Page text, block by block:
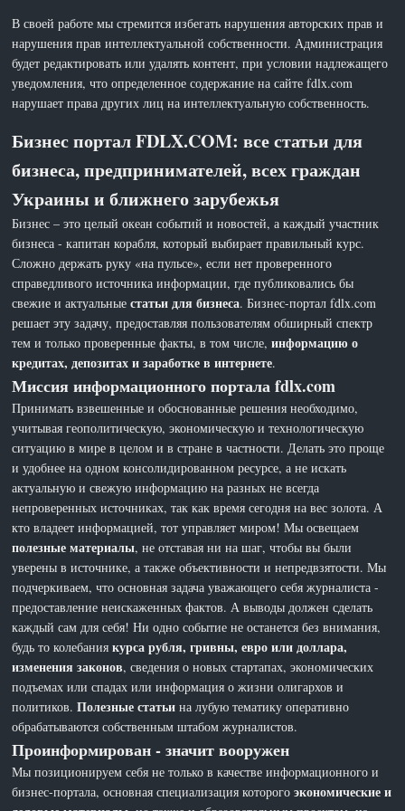
В своей работе мы стремится избегать нарушения авторских прав и
нарушения прав интеллектуальной собственности. Администрация
будет редактировать или удалять контент, при условии надлежащего
уведомления, что определенное содержание на сайте fdlx.com
нарушает права других лиц на интеллектуальную собственность.
Бизнес портал FDLX.COM: все статьи для
бизнеса, предпринимателей, всех граждан
Украины и ближнего зарубежья
Бизнес – это целый океан событий и новостей, а каждый участник
бизнеса - капитан корабля, который выбирает правильный курс.
Сложно держать руку «на пульсе», если нет проверенного
справедливого источника информации, где публиковались бы
свежие и актуальныестатьи для бизнеса. Бизнес-портал fdlx.com
решает эту задачу, предоставляя пользователям обширный спектр
тем и только проверенные факты, в том числе,информацию о
кредитах, депозитах и заработке в интернете.
Миссия информационного портала fdlx.com
Принимать взвешенные и обоснованные решения необходимо,
учитывая геополитическую, экономическую и технологическую
ситуацию в мире в целом и в стране в частности. Делать это проще
и удобнее на одном консолидированном ресурсе, а не искать
актуальную и свежую информацию на разных не всегда
непроверенных источниках, так как время сегодня на вес золота. А
кто владеет информацией, тот управляет миром! Мы освещаем
полезные материалы, не отставая ни на шаг, чтобы вы были
уверены в источнике, а также объективности и непредвзятости. Мы
подчеркиваем, что основная задача уважающего себя журналиста -
предоставление неискаженных фактов. А выводы должен сделать
каждый сам для себя! Ни одно событие не останется без внимания,
будь то колебаниякурса рубля, гривны, евро или доллара,
изменения законов, сведения о новых стартапах, экономических
подъемах или спадах или информация о жизни олигархов и
политиков.Полезные статьи на лубую тематику оперативно
обрабатываются собственным штабом журналистов.
Проинформирован - значит вооружен
Мы позиционируем себя не только в качестве информационного и
бизнес-портала, основная специализация которогоэкономические и